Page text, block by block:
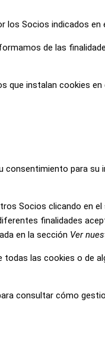
Socios indicados en
de las
instalan cookies
para su
Socios clicando en el
finalidades
en la sección Ver
las cookies o de
consultar cómo